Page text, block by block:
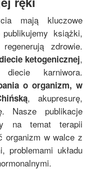
mają kluczowe
książki,
zdrowie.
ketogenicznej,
karniwora.
o organizm, w
, akupresurę,
Nasze publikacje
na temat terapii
organizm w walce z
problemami układu